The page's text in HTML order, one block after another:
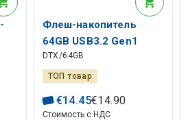
Флеш-накопитель
64GB USB3.2 Gen1
DataTraveler Exodia
DTX/64GB
ТОП товар
€14.45€14.90
Стоимость с НДС